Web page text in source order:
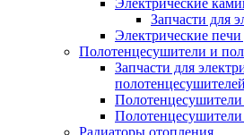
Электрические
Запчасти для
Электрические печи
Полотенцесушители и
Запчасти для
полотенцесушителей
Полотенцесушители
Радиаторы отопления